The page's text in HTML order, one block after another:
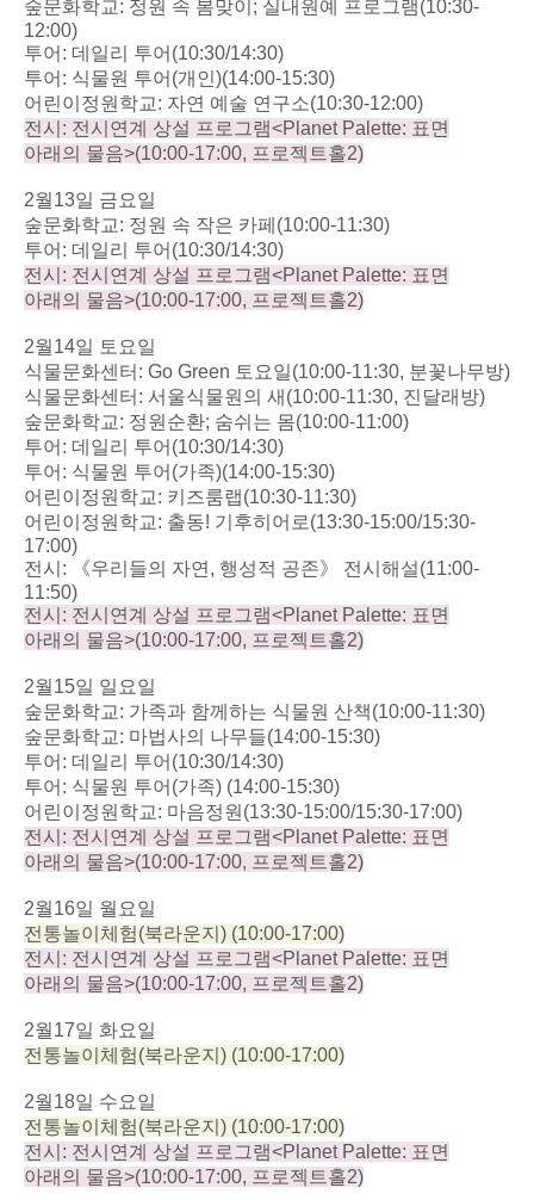
숲문화학교: 정원 속 봄맞이 ; 실내원예 프로그램(10:30-
12:00)
투어 : 데일리 투어 (10:30/14:30)
투어 : 식물원 투어 (개인 )(14:00-15:30)
어린이정원학교: 자연 예술 연구소(10:30-12:00)
전시 : 전시연계 상설 프로그램<Planet Palette: 표면
아래의 물음>(10:00-17:00, 프로젝트홀2)
2월13일 금요일
숲문화학교: 정원 속 작은 카페 (10:00-11:30)
투어 : 데일리 투어 (10:30/14:30)
전시 : 전시연계 상설 프로그램<Planet Palette: 표면
아래의 물음>(10:00-17:00, 프로젝트홀2)
2월14일 토요일
식물문화센터 : Go Green 토요일(10:00-11:30, 분꽃나무방)
식물문화센터 : 서울식물원의 새 (10:00-11:30, 진달래방)
숲문화학교: 정원순환; 숨쉬는 몸(10:00-11:00)
투어 : 데일리 투어 (10:30/14:30)
투어 : 식물원 투어 (가족)(14:00-15:30)
어린이정원학교: 키즈룸랩(10:30-11:30)
어린이정원학교: 출동! 기후히어로(13:30-15:00/15:30-
17:00)
전시 : 《우리들의 자연 , 행성적 공존》 전시해설(11:00-
11:50)
전시 : 전시연계 상설 프로그램<Planet Palette: 표면
아래의 물음>(10:00-17:00, 프로젝트홀2)
2월15일 일요일
숲문화학교: 가족과 함께하는 식물원 산책(10:00-11:30)
숲문화학교: 마법사의 나무들(14:00-15:30)
투어 : 데일리 투어 (10:30/14:30)
투어 : 식물원 투어 (가족) (14:00-15:30)
어린이정원학교: 마음정원 (13:30-15:00/15:30-17:00)
전시 : 전시연계 상설 프로그램<Planet Palette: 표면
아래의 물음>(10:00-17:00, 프로젝트홀2)
2월16일 월요일
전통놀이체험(북라운지 ) (10:00-17:00)
전시 : 전시연계 상설 프로그램<Planet Palette: 표면
아래의 물음>(10:00-17:00, 프로젝트홀2)
2월17일 화요일
전통놀이체험(북라운지 ) (10:00-17:00)
2월18일 수요일
전통놀이체험(북라운지 ) (10:00-17:00)
전시 : 전시연계 상설 프로그램<Planet Palette: 표면
아래의 물음>(10:00-17:00, 프로젝트홀2)